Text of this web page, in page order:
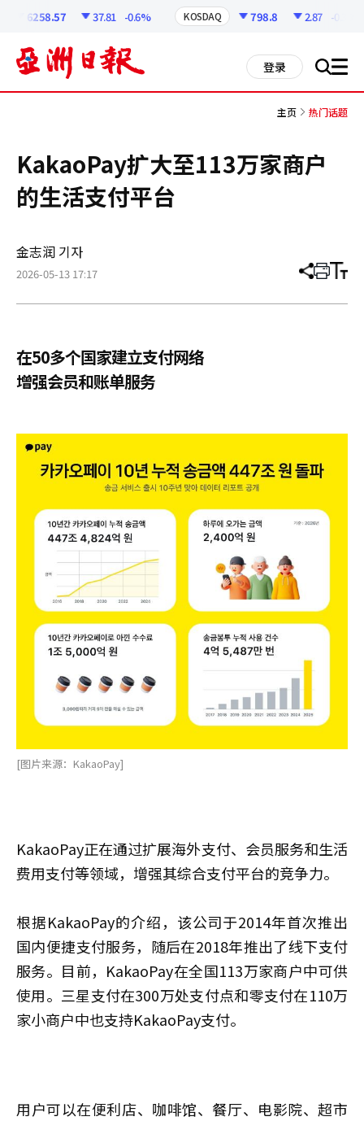
6258.57 37.81 -0.6% KOSDAQ 798.8 2.87 -0.36%
登录 搜 all
主页 热门话题
KakaoPay扩大至113万家商户
的生活支付平台
金志润 기자
2026-05-13 17:17 分
章
打 调
小
在50多个国家建立支付网络
增强会员和账单服务
[图片来源：KakaoPay]
KakaoPay正在通过扩展海外支付、会员服务和生活
费用支付等领域，增强其综合支付平台的竞争力。
根据KakaoPay的介绍，该公司于2014年首次推出
国内便捷支付服务，随后在2018年推出了线下支付
服务。目前，KakaoPay在全国113万家商户中可供
使用。三星支付在300万处支付点和零支付在110万
家小商户中也支持KakaoPay支付。
用户可以在便利店、咖啡馆、餐厅、电影院、超市